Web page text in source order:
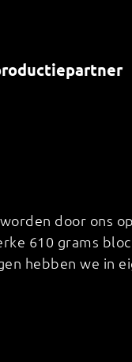
door ons
610 grams
hebben we in